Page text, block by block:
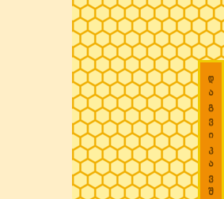
დ
ა
გ
ვ
ი
კ
ა
ვ
შ